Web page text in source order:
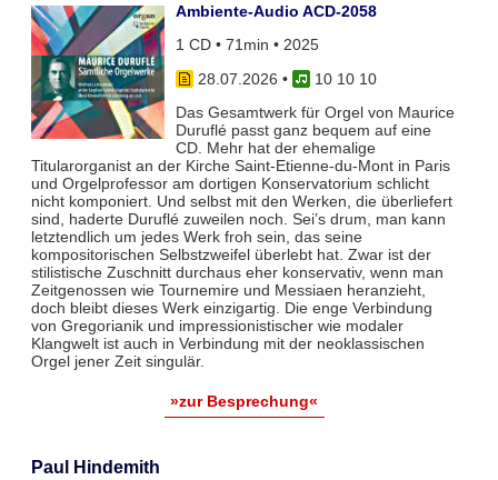
Ambiente-Audio ACD-2058
1 CD • 71min • 2025
28.07.2026 •
10 10 10
Das Gesamtwerk für Orgel von Maurice
Duruflé passt ganz bequem auf eine
CD. Mehr hat der ehemalige
Titularorganist an der Kirche Saint-Etienne-du-Mont in Paris
und Orgelprofessor am dortigen Konservatorium schlicht
nicht komponiert. Und selbst mit den Werken, die überliefert
sind, haderte Duruflé zuweilen noch. Sei’s drum, man kann
letztendlich um jedes Werk froh sein, das seine
kompositorischen Selbstzweifel überlebt hat. Zwar ist der
stilistische Zuschnitt durchaus eher konservativ, wenn man
Zeitgenossen wie Tournemire und Messiaen heranzieht,
doch bleibt dieses Werk einzigartig. Die enge Verbindung
von Gregorianik und impressionistischer wie modaler
Klangwelt ist auch in Verbindung mit der neoklassischen
Orgel jener Zeit singulär.
»zur Besprechung«
Paul Hindemith